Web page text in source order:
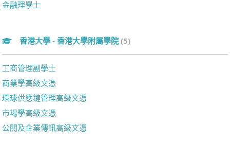
金融理學士
香港大學 - 香港大學附屬學院 (5)
工商管理副學士
商業學高級文憑
環球供應鏈管理高級文憑
市場學高級文憑
公關及企業傳訊高級文憑